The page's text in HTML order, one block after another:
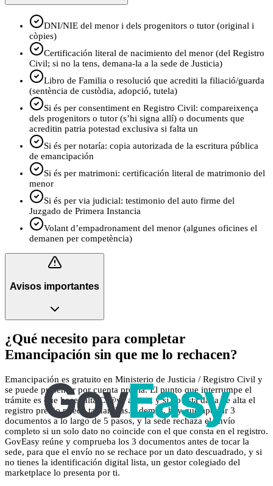
DNI/NIE del menor i dels progenitors o tutor (original i
còpies)
Certificación literal de nacimiento del menor (del Registro
Civil; si no la tens, demana-la a la sede de Justicia)
Libro de Familia o resolució que acrediti la filiació/guarda
(sentència de custòdia, adopció, tutela)
Si és per consentiment en Registro Civil: compareixença
dels progenitors o tutor (s’hi signa allí) o documents que
acreditin patria potestad exclusiva si falta un
Si és per notaría: copia autorizada de la escritura pública
de emancipación
Si és per matrimoni: certificación literal de matrimonio del
menor
Si és per via judicial: testimonio del auto firme del
Juzgado de Primera Instancia
Volant d’empadronament del menor (algunes oficines el
demanen per competència)
Avisos importantes
¿Qué necesito para completar
Emancipación sin que me lo rechacen?
Emancipación es gratuito en Ministerio de Justicia / Registro Civil y
se puede presentar por cuenta propia. El punto que interrumpe el
trámite es que hace falta Cl@ve activa, y si no está dada de alta el
registro previo puede tardar días. Además, hay que aportar 3
documentos a lo largo de 5 pasos, y la sede rechaza el envío
completo si un solo dato no coincide con el que consta en el registro.
GovEasy reúne y comprueba los 3 documentos antes de tocar la
sede, para que el envío no se rechace por un dato descuadrado, y si
no tienes la identificación digital lista, un gestor colegiado del
marketplace lo presenta por ti.